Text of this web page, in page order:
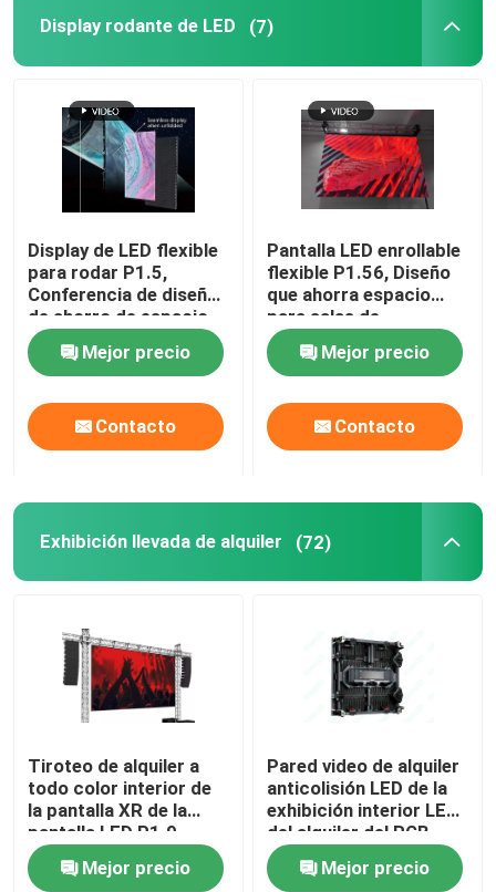
PANTALLA LED DE SUELO
Display rodante de LED (7)
Display de LED flexible
para rodar P1.5,
Conferencia de diseño
de ahorro de espacio,
espectáculos, teatro
Mejor precio
Contacto
Pantalla LED enrollable
flexible P1.56, Diseño
que ahorra espacio
para salas de
conferencias y
reunionesMejor precio
Contacto
Exhibición llevada de alquiler (72)
Tiroteo de alquiler a
todo color interior de
la pantalla XR de la
pantalla LED P1.9
Mejor precio
Pared video de alquiler
anticolisión LED de la
exhibición interior LED
del alquiler del RGB
P1.5
Mejor precio